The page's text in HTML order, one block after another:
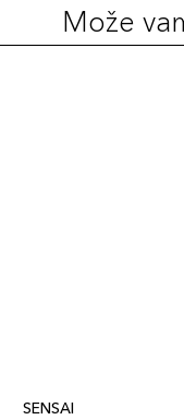
Može
SENSAI